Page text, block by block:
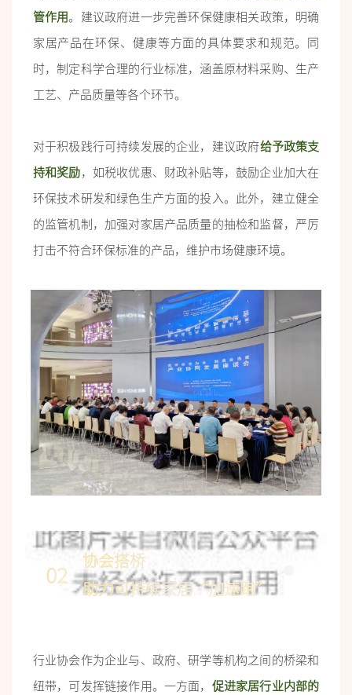
管作用。建议政府进一步完善环保健康相关政策，明确
家居产品在环保、健康等方面的具体要求和规范。同
时，制定科学合理的行业标准，涵盖原材料采购、生产
工艺、产品质量等各个环节。
对于积极践行可持续发展的企业，建议政府给予政策支
持和奖励，如税收优惠、财政补贴等，鼓励企业加大在
环保技术研发和绿色生产方面的投入。此外，建立健全
的监管机制，加强对家居产品质量的抽检和监督，严厉
打击不符合环保标准的产品，维护市场健康环境。
02
协会搭桥
助力可持续家居“加速跑”
行业协会作为企业与、政府、研学等机构之间的桥梁和
纽带，可发挥链接作用。一方面， 促进家居行业内部的